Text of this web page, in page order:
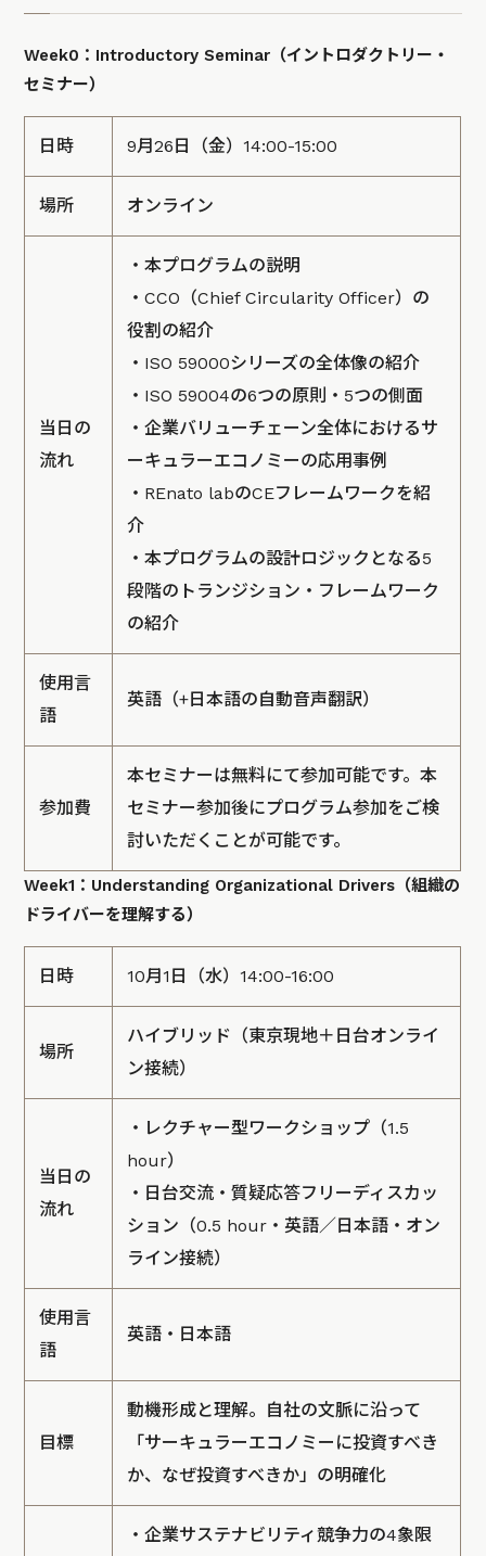
Week0：Introductory Seminar（イントロダクトリー・
セミナー）
日時 9月26日（金）14:00-15:00
場所 オンライン
当日の
流れ
・本プログラムの説明
・CCO（Chief Circularity Officer）の
役割の紹介
・ISO 59000シリーズの全体像の紹介
・ISO 59004の6つの原則・5つの側面
・企業バリューチェーン全体におけるサ
ーキュラーエコノミーの応用事例
・REnato labのCEフレームワークを紹
介
・本プログラムの設計ロジックとなる5
段階のトランジション・フレームワーク
の紹介
使用言
語
英語（+日本語の自動音声翻訳）
参加費
本セミナーは無料にて参加可能です。本
セミナー参加後にプログラム参加をご検
討いただくことが可能です。
Week1：Understanding Organizational Drivers（組織の
ドライバーを理解する）
日時 10月1日（水）14:00-16:00
場所
ハイブリッド（東京現地＋日台オンライ
ン接続）
当日の
流れ
・レクチャー型ワークショップ（1.5
hour）
・日台交流・質疑応答フリーディスカッ
ション（0.5 hour・英語／日本語・オン
ライン接続）
使用言
語
英語・日本語
目標
動機形成と理解。自社の文脈に沿って
「サーキュラーエコノミーに投資すべき
か、なぜ投資すべきか」の明確化
・企業サステナビリティ競争力の4象限